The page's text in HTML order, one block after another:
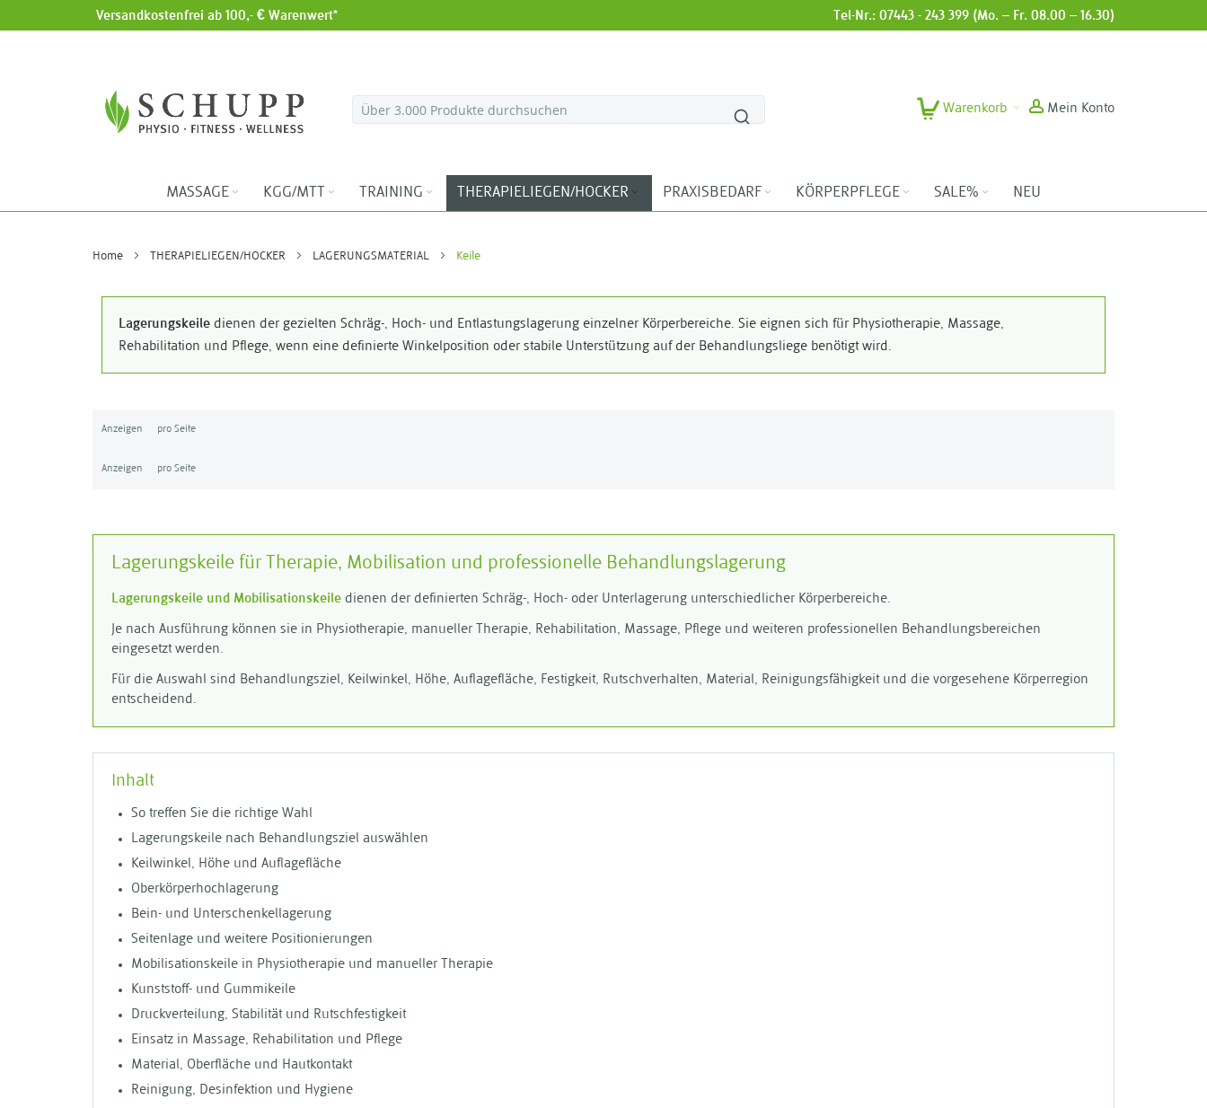
Direkt zum Inhalt
Versandkostenfrei ab 100,- € Warenwert* Tel-Nr.: 07443 - 243 399 (Mo. – Fr. 08.00 – 16.30)
Mein Konto
Warenkorb
MASSAGE KGG/MTT TRAINING THERAPIELIEGEN/HOCKER PRAXISBEDARF KÖRPERPFLEGE SALE% NEU
Home THERAPIELIEGEN/HOCKER LAGERUNGSMATERIAL Keile
Lagerungskeile dienen der gezielten Schräg-, Hoch- und Entlastungslagerung einzelner Körperbereiche. Sie eignen sich für Physiotherapie, Massage,
Rehabilitation und Pflege, wenn eine definierte Winkelposition oder stabile Unterstützung auf der Behandlungsliege benötigt wird.
Anzeigen pro Seite
Anzeigen pro Seite
Lagerungskeile für Therapie, Mobilisation und professionelle Behandlungslagerung
Lagerungskeile und Mobilisationskeile dienen der definierten Schräg-, Hoch- oder Unterlagerung unterschiedlicher Körperbereiche.
Je nach Ausführung können sie in Physiotherapie, manueller Therapie, Rehabilitation, Massage, Pflege und weiteren professionellen Behandlungsbereichen
eingesetzt werden.
Für die Auswahl sind Behandlungsziel, Keilwinkel, Höhe, Auflagefläche, Festigkeit, Rutschverhalten, Material, Reinigungsfähigkeit und die vorgesehene Körperregion
entscheidend.
Inhalt
So treffen Sie die richtige Wahl
Lagerungskeile nach Behandlungsziel auswählen
Keilwinkel, Höhe und Auflagefläche
Oberkörperhochlagerung
Bein- und Unterschenkellagerung
Seitenlage und weitere Positionierungen
Mobilisationskeile in Physiotherapie und manueller Therapie
Kunststoff- und Gummikeile
Druckverteilung, Stabilität und Rutschfestigkeit
Einsatz in Massage, Rehabilitation und Pflege
Material, Oberfläche und Hautkontakt
Reinigung, Desinfektion und Hygiene